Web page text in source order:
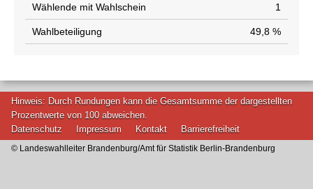
Wählende mit Wahlschein 1
Wahlbeteiligung 49,8 %
Hinweis: Durch Rundungen kann die Gesamtsumme der dargestellten
Prozentwerte von 100 abweichen.
Datenschutz
Impressum Kontakt Barrierefreiheit
© Landeswahlleiter Brandenburg/Amt für Statistik Berlin-Brandenburg